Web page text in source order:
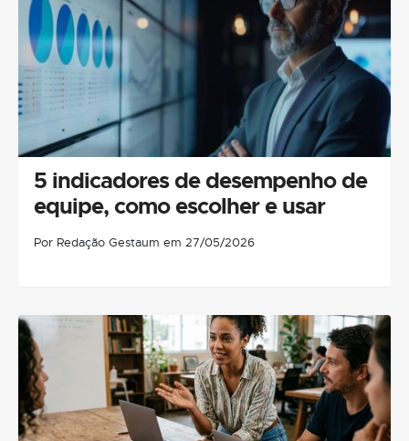
5 indicadores de desempenho de
equipe, como escolher e usar
Por Redação Gestaum em 27/05/2026